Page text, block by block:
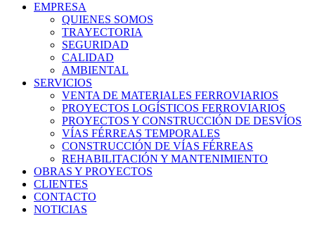
EMPRESA
QUIENES SOMOS
TRAYECTORIA
SEGURIDAD
CALIDAD
AMBIENTAL
SERVICIOS
VENTA DE MATERIALES FERROVIARIOS
PROYECTOS LOGÍSTICOS FERROVIARIOS
PROYECTOS Y CONSTRUCCIÓN DE DESVÍOS
VÍAS FÉRREAS TEMPORALES
CONSTRUCCIÓN DE VÍAS FÉRREAS
REHABILITACIÓN Y MANTENIMIENTO
OBRAS Y PROYECTOS
CLIENTES
CONTACTO
NOTICIAS